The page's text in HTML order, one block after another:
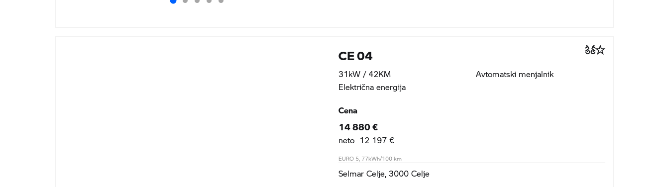
CE 04
31kW / 42KM
Električna energija
Avtomatski menjalnik
Cena
14 880 €
neto 12 197 €
EURO 5, 77kWh/100 km
Selmar Celje, 3000 Celje